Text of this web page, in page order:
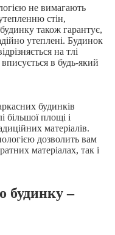
не вимагають
стін,
також гарантує,
утеплені. Будинок
на тлі
в будь-який
будинків
більшої площі і
матеріалів.
дозволить вам
матеріалах, так і
будинку –